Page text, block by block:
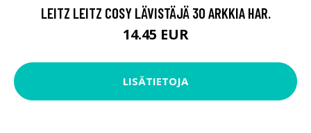
LEITZ LEITZ COSY LÄVISTÄJÄ 30 ARKKIA HAR.
14.45 EUR
LISÄTIETOJA